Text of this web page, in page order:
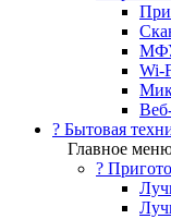
Wi-
? Бытовая
Главное
?